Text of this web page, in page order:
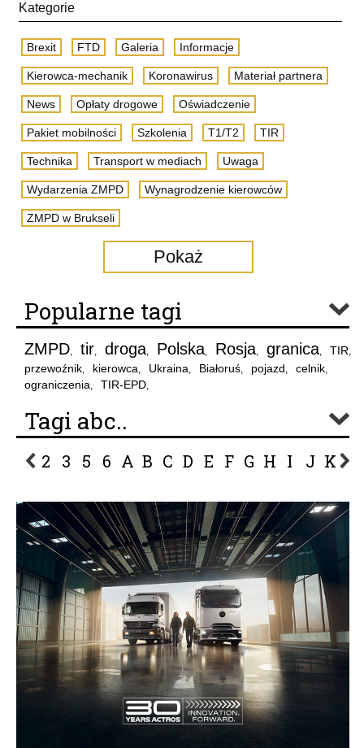
Kategorie
Brexit FTD Galeria Informacje
Kierowca-mechanik Koronawirus Materiał partnera
News Opłaty drogowe Oświadczenie
Pakiet mobilności Szkolenia T1/T2 TIR
Technika Transport w mediach Uwaga
Wydarzenia ZMPD Wynagrodzenie kierowców
ZMPD w Brukseli
Pokaż
Popularne tagi
ZMPD, tir, droga, Polska, Rosja, granica, TIR,
przewoźnik, kierowca, Ukraina, Białoruś, pojazd, celnik,
ograniczenia, TIR-EPD,
Tagi abc..
2 3 5 6 A B C D E F G H I J K L